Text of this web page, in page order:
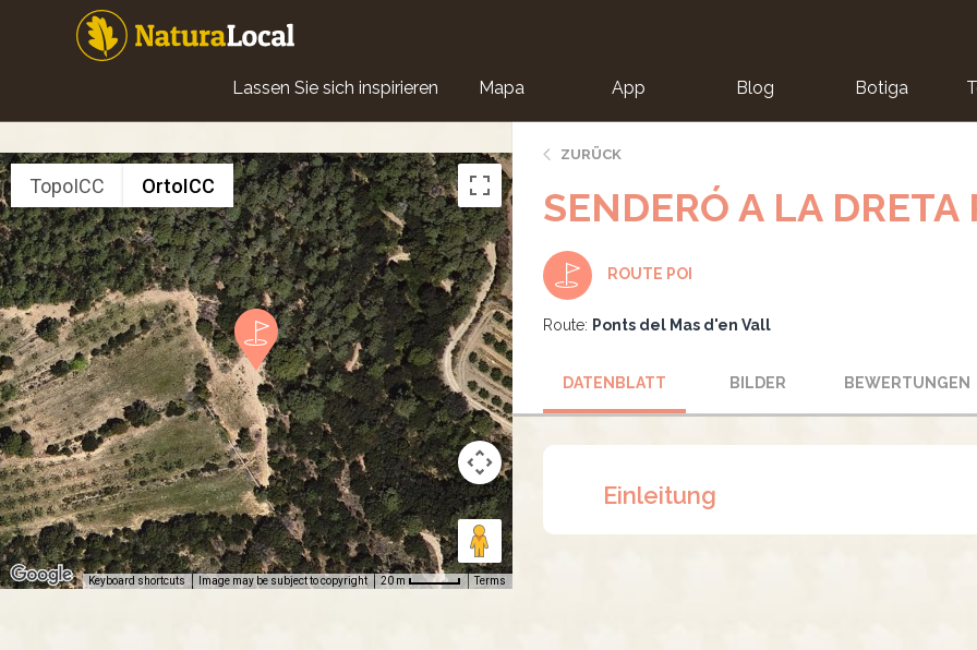
Main
navigation
Lassen Sie sich inspirieren Mapa App Blog Botiga
TopoICC OrtoICC
Keyboard shortcuts Image may be subject to copyright 20 m Terms
ZURÜCK
SENDERÓ A LA DRETA
ROUTE POI
Route: Ponts del Mas d'en Vall
DATENBLATT BILDER BEWERTUNGEN
Einleitung